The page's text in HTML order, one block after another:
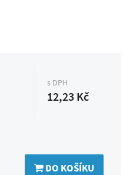
s DPH
12,23 Kč
DO KOŠÍKU